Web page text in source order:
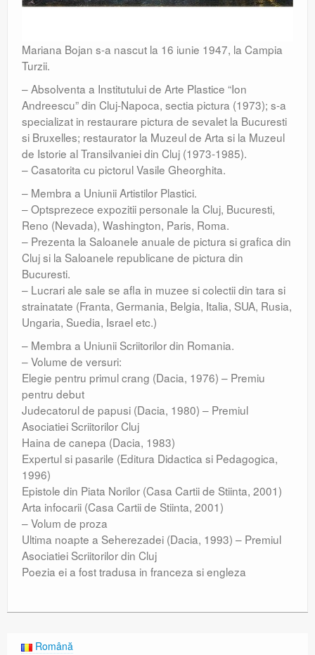
Mariana Bojan s-a nascut la 16 iunie 1947, la Campia
Turzii.
– Absolventa a Institutului de Arte Plastice “Ion
Andreescu” din Cluj-Napoca, sectia pictura (1973); s-a
specializat in restaurare pictura de sevalet la Bucuresti
si Bruxelles; restaurator la Muzeul de Arta si la Muzeul
de Istorie al Transilvaniei din Cluj (1973-1985).
– Casatorita cu pictorul Vasile Gheorghita.
– Membra a Uniunii Artistilor Plastici.
– Optsprezece expozitii personale la Cluj, Bucuresti,
Reno (Nevada), Washington, Paris, Roma.
– Prezenta la Saloanele anuale de pictura si grafica din
Cluj si la Saloanele republicane de pictura din
Bucuresti.
– Lucrari ale sale se afla in muzee si colectii din tara si
strainatate (Franta, Germania, Belgia, Italia, SUA, Rusia,
Ungaria, Suedia, Israel etc.)
– Membra a Uniunii Scriitorilor din Romania.
– Volume de versuri:
Elegie pentru primul crang (Dacia, 1976) – Premiu
pentru debut
Judecatorul de papusi (Dacia, 1980) – Premiul
Asociatiei Scriitorilor Cluj
Haina de canepa (Dacia, 1983)
Expertul si pasarile (Editura Didactica si Pedagogica,
1996)
Epistole din Piata Norilor (Casa Cartii de Stiinta, 2001)
Arta infocarii (Casa Cartii de Stiinta, 2001)
– Volum de proza
Ultima noapte a Seherezadei (Dacia, 1993) – Premiul
Asociatiei Scriitorilor din Cluj
Poezia ei a fost tradusa in franceza si engleza
Română